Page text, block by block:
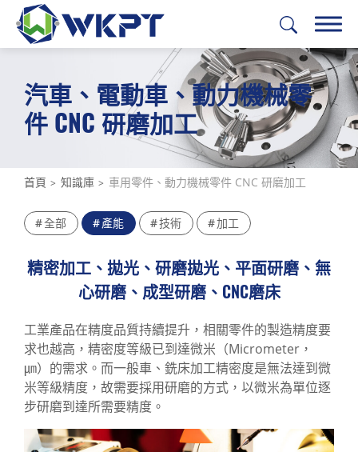
汽車、電動車、動力機械零
件 CNC 研磨加工
首頁 知識庫 車用零件、動力機械零件 CNC 研磨加工
全部 產能 技術 加工
精密加工、拋光、研磨拋光、平面研磨、無
心研磨、成型研磨、CNC磨床
工業產品在精度品質持續提升，相關零件的製造精度要
求也越高，精密度等級已到達微米（Micrometer，
㎛）的需求。而一般車、銑床加工精密度是無法達到微
米等級精度，故需要採用研磨的方式，以微米為單位逐
步研磨到達所需要精度。
繁體中文 English 日本語 Deutsch
加工服務
解決方案
產業應用
公司簡介
聯絡我們